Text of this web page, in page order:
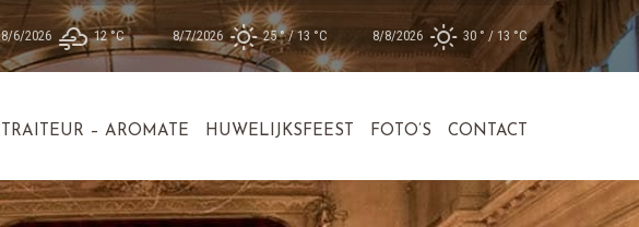
8/6/2026 12 °C 8/7/2026 25 ° 13 °C 8/8/2026 30 ° 13 °C
TRAITEUR – AROMATE HUWELIJKSFEEST FOTO’S CONTACT